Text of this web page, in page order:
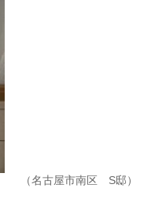
（名古屋市南区 S邸）